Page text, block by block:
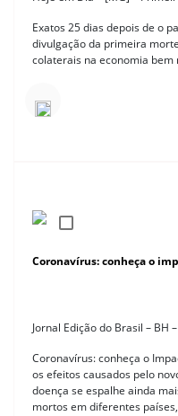
Exatos 25 dias depois de o
divulgação da primeira
colaterais na economia
Coronavírus: conheça o
Jornal Edição do Brasil – BH
Coronavírus: conheça o
os efeitos causados pelo
doença se espalhe ainda
mortos em diferentes